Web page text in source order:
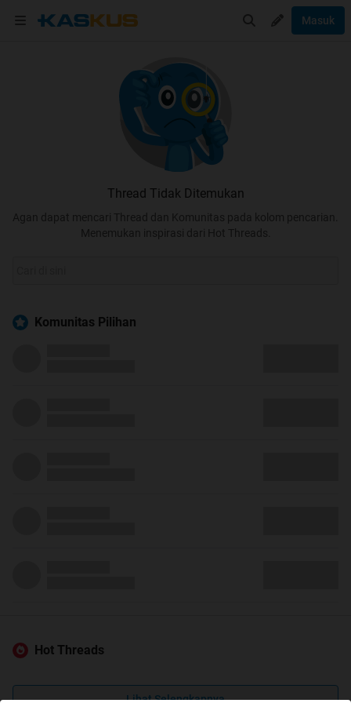
Masuk
Thread Tidak Ditemukan
Agan dapat mencari Thread dan Komunitas pada kolom pencarian.
Menemukan inspirasi dari Hot Threads.
Komunitas Pilihan
Hot Threads
Lihat Selengkapnya